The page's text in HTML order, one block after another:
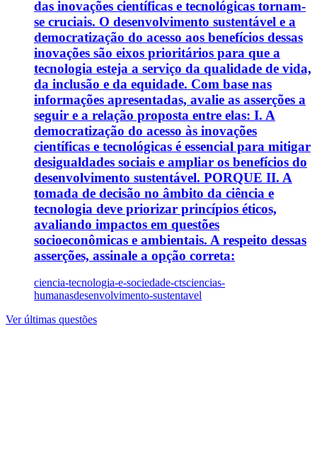
das inovações científicas e tecnológicas tornam-
se cruciais. O desenvolvimento sustentável e a
democratização do acesso aos benefícios dessas
inovações são eixos prioritários para que a
tecnologia esteja a serviço da qualidade de vida,
da inclusão e da equidade. Com base nas
informações apresentadas, avalie as asserções a
seguir e a relação proposta entre elas: I. A
democratização do acesso às inovações
científicas e tecnológicas é essencial para mitigar
desigualdades sociais e ampliar os benefícios do
desenvolvimento sustentável. PORQUE II. A
tomada de decisão no âmbito da ciência e
tecnologia deve priorizar princípios éticos,
avaliando impactos em questões
socioeconômicas e ambientais. A respeito dessas
asserções, assinale a opção correta:
ciencia-tecnologia-e-sociedade-ctsciencias-
humanasdesenvolvimento-sustentavel
Ver últimas questões